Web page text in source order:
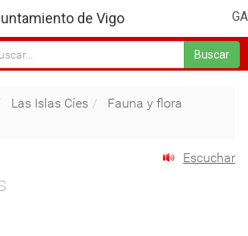
GA
de Vigo
Buscar
Las Islas Cíes
Fauna y flora
Escuchar